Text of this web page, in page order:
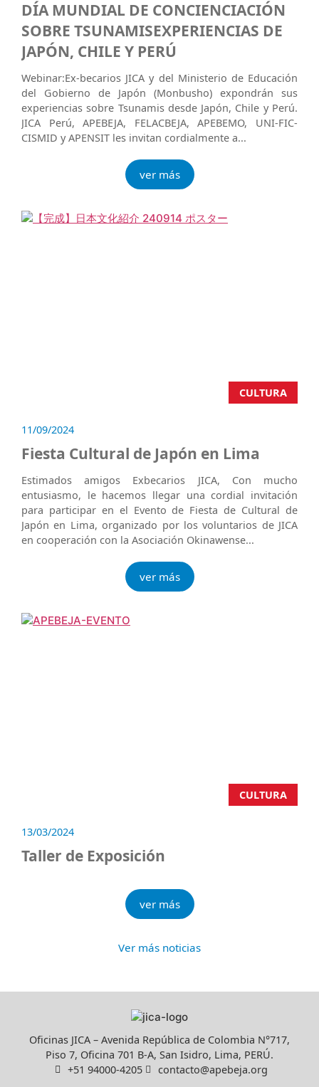
DÍA MUNDIAL DE CONCIENCIACIÓN
SOBRE TSUNAMISEXPERIENCIAS DE
JAPÓN, CHILE Y PERÚ
Webinar:Ex-becarios JICA y del Ministerio de Educación
del Gobierno de Japón (Monbusho) expondrán sus
experiencias sobre Tsunamis desde Japón, Chile y Perú.
JICA Perú, APEBEJA, FELACBEJA, APEBEMO, UNI-FIC-
CISMID y APENSIT les invitan cordialmente a...
ver más
CULTURA
11/09/2024
Fiesta Cultural de Japón en Lima
Estimados amigos Exbecarios JICA, Con mucho
entusiasmo, le hacemos llegar una cordial invitación
para participar en el Evento de Fiesta de Cultural de
Japón en Lima, organizado por los voluntarios de JICA
en cooperación con la Asociación Okinawense...
ver más
CULTURA
13/03/2024
Taller de Exposición
ver más
Ver más noticias
Oficinas JICA – Avenida República de Colombia N°717,
Piso 7, Oficina 701 B-A, San Isidro, Lima, PERÚ.
+51 94000-4205
contacto@apebeja.org